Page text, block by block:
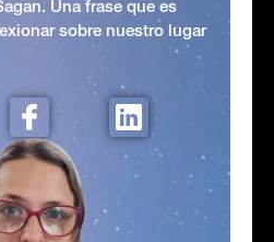
Una frase que es
sobre nuestro lugar